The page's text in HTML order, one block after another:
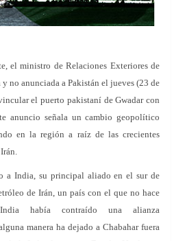
el ministro de Relaciones Exteriores de
no anunciada a Pakistán el jueves (23 de
el puerto pakistaní de Gwadar con
anuncio señala un cambio geopolítico
en la región a raíz de las crecientes
a India, su principal aliado en el sur de
de Irán, un país con el que no hace
había contraído una alianza
manera ha dejado a Chabahar fuera